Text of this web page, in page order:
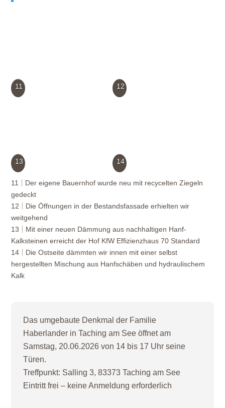
11 12
13 14
11
Der eigene Bauernhof wurde neu mit recycelten Ziegeln
gedeckt
12
Die Öffnungen in der Bestandsfassade erhielten wir
weitgehend
13
Mit einer neuen Dämmung aus nachhaltigen Hanf-
Kalksteinen erreicht der Hof KfW Effizienzhaus 70 Standard
14
Die Ostseite dämmten wir innen mit einer selbst
hergestellten Mischung aus Hanfschäben und hydraulischem
Kalk
Das umgebaute Denkmal der Familie
Haberlander in Taching am See öffnet am
Samstag, 20.06.2026 von 14 bis 17 Uhr seine
Türen.
Treffpunkt: Salling 3, 83373 Taching am See
Eintritt frei – keine Anmeldung erforderlich